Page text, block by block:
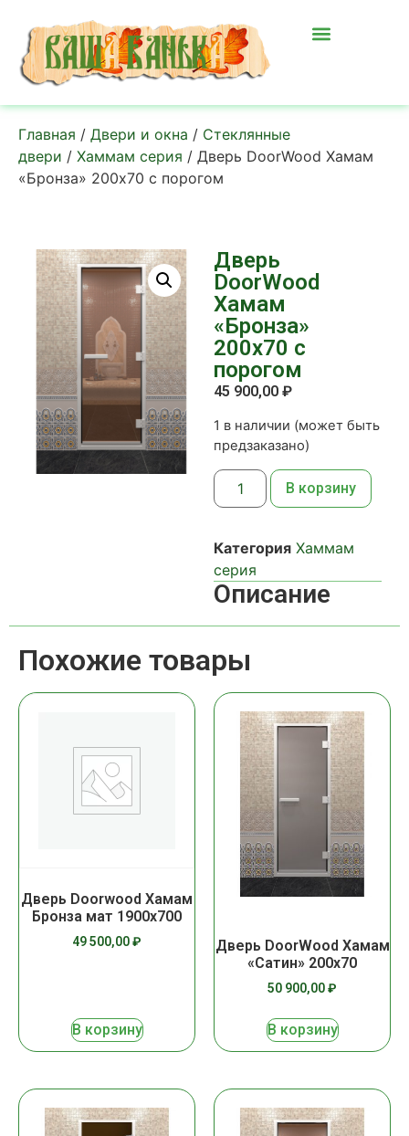
Главная / Двери и окна / Стеклянные
двери / Хаммам серия / Дверь DoorWood Хамам
«Бронза» 200х70 с порогом
Дверь
DoorWood
Хамам
«Бронза»
200х70 с
порогом
45 900,00 ₽
1 в наличии (может быть
предзаказано)
В корзину
Категория Хаммам
серия
Описание
Похожие товары
Дверь Doorwood Хамам
Бронза мат 1900х700
49 500,00₽
В корзину
Дверь DoorWood Хамам
«Сатин» 200х70
50 900,00₽
В корзину